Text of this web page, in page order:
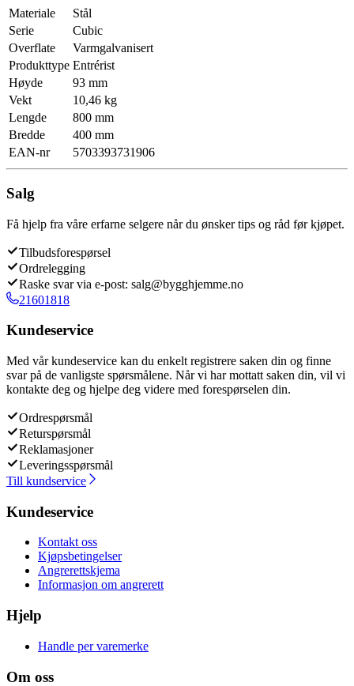
Materiale
Stål
Serie
Cubic
Overflate
Varmgalvanisert
Produkttype Entrérist
Høyde
93 mm
Vekt
10,46 kg
Lengde
800 mm
Bredde
400 mm
EAN-nr
5703393731906
Salg
Få hjelp fra våre erfarne selgere når du ønsker tips og råd før kjøpet.
Tilbudsforespørsel
Ordrelegging
Raske svar via e-post: salg@bygghjemme.no
21601818
Kundeservice
Med vår kundeservice kan du enkelt registrere saken din og finne
svar på de vanligste spørsmålene. Når vi har mottatt saken din, vil vi
kontakte deg og hjelpe deg videre med forespørselen din.
Ordrespørsmål
Returspørsmål
Reklamasjoner
Leveringsspørsmål
Till kundservice
Kundeservice
Kontakt oss
Kjøpsbetingelser
Angrerettskjema
Informasjon om angrerett
Hjelp
Handle per varemerke
Om oss